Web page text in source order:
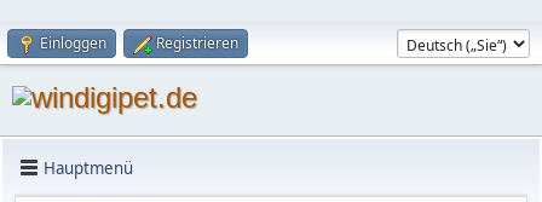
Einloggen Registrieren
Hauptmenü